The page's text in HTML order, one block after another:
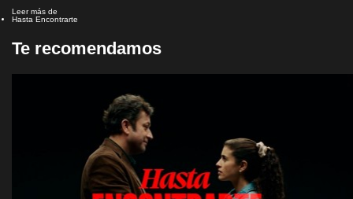
Leer más de
Hasta Encontrarte
Te recomendamos